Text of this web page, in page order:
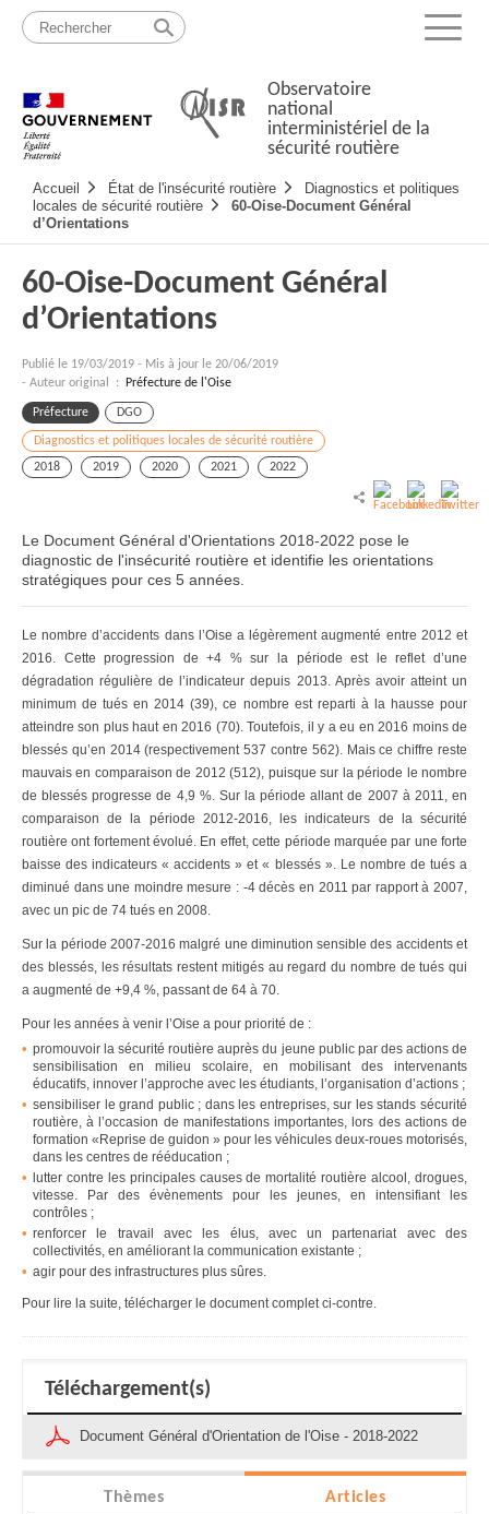
Passer
contenu
Menu
Observatoire
national
interministériel de la
sécurité routière
principale
Accueil État de l'insécurité routière
Diagnostics et politiques
locales de sécurité routière
60-Oise-Document Général
d’Orientations
60-Oise-Document Général
d’Orientations
Publié le 19/03/2019 - Mis à jour le 20/06/2019
- Auteur original :
Préfecture de l'Oise
Préfecture DGO
Diagnostics et politiques locales de sécurité routière
2018
2019 2020 2021 2022
Le Document Général d'Orientations 2018-2022 pose le
diagnostic de l'insécurité routière et identifie les orientations
stratégiques pour ces 5 années.
Le nombre d’accidents dans l’Oise a légèrement augmenté entre 2012 et
2016. Cette progression de +4 % sur la période est le reflet d’une
dégradation régulière de l’indicateur depuis 2013. Après avoir atteint un
minimum de tués en 2014 (39), ce nombre est reparti à la hausse pour
atteindre son plus haut en 2016 (70). Toutefois, il y a eu en 2016 moins de
blessés qu’en 2014 (respectivement 537 contre 562). Mais ce chiffre reste
mauvais en comparaison de 2012 (512), puisque sur la période le nombre
de blessés progresse de 4,9 %. Sur la période allant de 2007 à 2011, en
comparaison de la période 2012-2016, les indicateurs de la sécurité
routière ont fortement évolué. En effet, cette période marquée par une forte
baisse des indicateurs « accidents » et « blessés ». Le nombre de tués a
diminué dans une moindre mesure : -4 décès en 2011 par rapport à 2007,
avec un pic de 74 tués en 2008.
Sur la période 2007-2016 malgré une diminution sensible des accidents et
des blessés, les résultats restent mitigés au regard du nombre de tués qui
a augmenté de +9,4 %, passant de 64 à 70.
Pour les années à venir l’Oise a pour priorité de :
promouvoir la sécurité routière auprès du jeune public par des actions de
sensibilisation en milieu scolaire, en mobilisant des intervenants
éducatifs, innover l’approche avec les étudiants, l’organisation d’actions ;
sensibiliser le grand public ; dans les entreprises, sur les stands sécurité
routière, à l’occasion de manifestations importantes, lors des actions de
formation «Reprise de guidon » pour les véhicules deux-roues motorisés,
dans les centres de rééducation ;
lutter contre les principales causes de mortalité routière alcool, drogues,
vitesse. Par des évènements pour les jeunes, en intensifiant les
contrôles ;
renforcer le travail avec les élus, avec un partenariat avec des
collectivités, en améliorant la communication existante ;
agir pour des infrastructures plus sûres.
Pour lire la suite, télécharger le document complet ci-contre.
Téléchargement(s)
Document Général d'Orientation de l'Oise - 2018-2022
Thèmes Articles